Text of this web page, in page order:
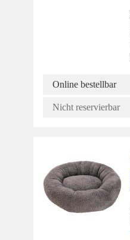
Online bestellbar
Nicht reservierbar